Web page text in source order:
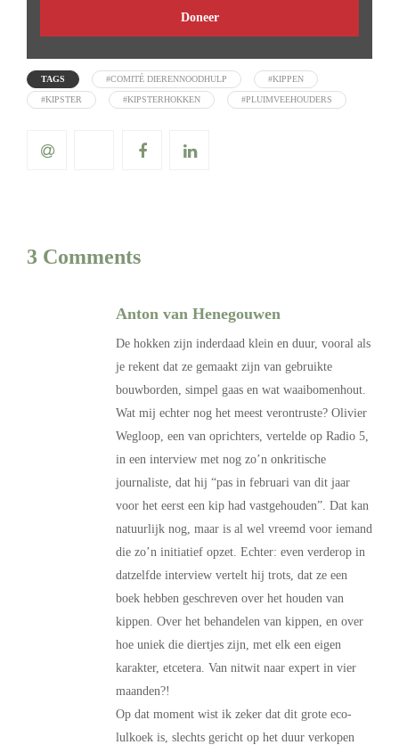
Doneer
TAGS #COMITÉ DIERENNOODHULP #KIPPEN
#KIPSTER #KIPSTERHOKKEN #PLUIMVEEHOUDERS
3 Comments
Anton van Henegouwen
De hokken zijn inderdaad klein en duur, vooral als
je rekent dat ze gemaakt zijn van gebruikte
bouwborden, simpel gaas en wat waaibomenhout.
Wat mij echter nog het meest verontruste? Olivier
Wegloop, een van oprichters, vertelde op Radio 5,
in een interview met nog zo’n onkritische
journaliste, dat hij “pas in februari van dit jaar
voor het eerst een kip had vastgehouden”. Dat kan
natuurlijk nog, maar is al wel vreemd voor iemand
die zo’n initiatief opzet. Echter: even verderop in
datzelfde interview vertelt hij trots, dat ze een
boek hebben geschreven over het houden van
kippen. Over het behandelen van kippen, en over
hoe uniek die diertjes zijn, met elk een eigen
karakter, etcetera. Van nitwit naar expert in vier
maanden?!
Op dat moment wist ik zeker dat dit grote eco-
lulkoek is, slechts gericht op het duur verkopen